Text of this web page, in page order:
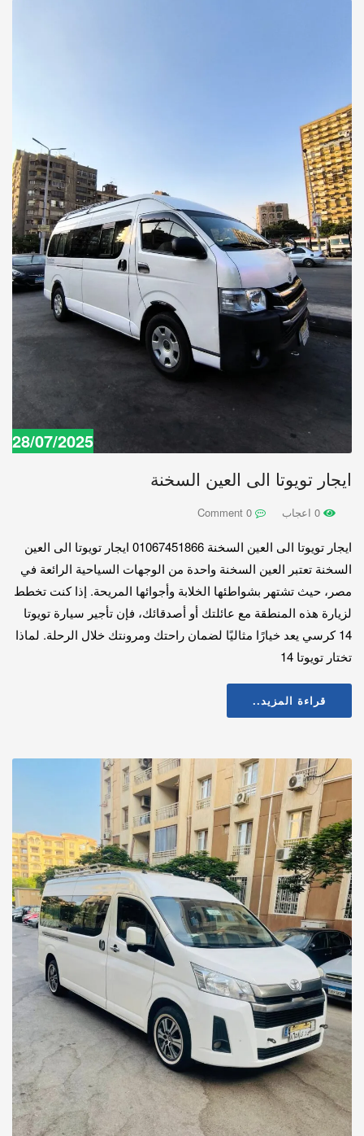
28/07/2025
ايجار تويوتا الى العين السخنة
ايجار تويوتا الى العين السخنة 01067451866 ايجار تويوتا الى العين
السخنة تعتبر العين السخنة واحدة من الوجهات السياحية الرائعة في
مصر، حيث تشتهر بشواطئها الخلابة وأجوائها المريحة. إذا كنت تخطط
لزيارة هذه المنطقة مع عائلتك أو أصدقائك، فإن تأجير سيارة تويوتا
14 كرسي يعد خيارًا مثاليًا لضمان راحتك ومرونتك خلال الرحلة. لماذا
تختار تويوتا 14
قراءة المزيد..